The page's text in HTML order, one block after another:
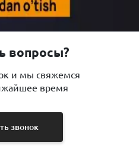
вопросы?
и мы свяжемся
время
звонок